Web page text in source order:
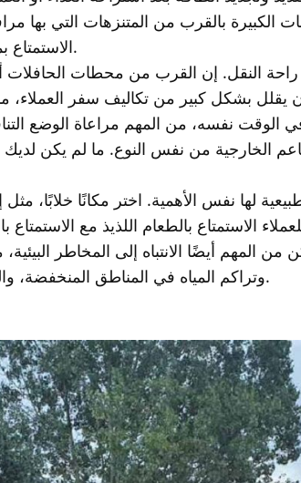
الكبيرة بالقرب من المتنزهات التي بها
الاستمتاع بمتعة تناول الطعام في الهواء الطلق بينما يلعب أطفالهم.
النقل. إن القرب من محطات الحافلات
يقلل بشكل كبير من تكاليف سفر
في الوقت نفسه، من المهم مراعاة الوضع
الخارجية من نفس النوع. ما لم يكن
لها نفس الأهمية. اختر مكانًا
الاستمتاع بالطعام اللذيذ مع
المهم أيضًا الانتباه إلى المخاطر
وتراكم المياه في المناطق المنخفضة، والتي يمكن أن يكون لها تأثير سلبي على عمليات المطعم.